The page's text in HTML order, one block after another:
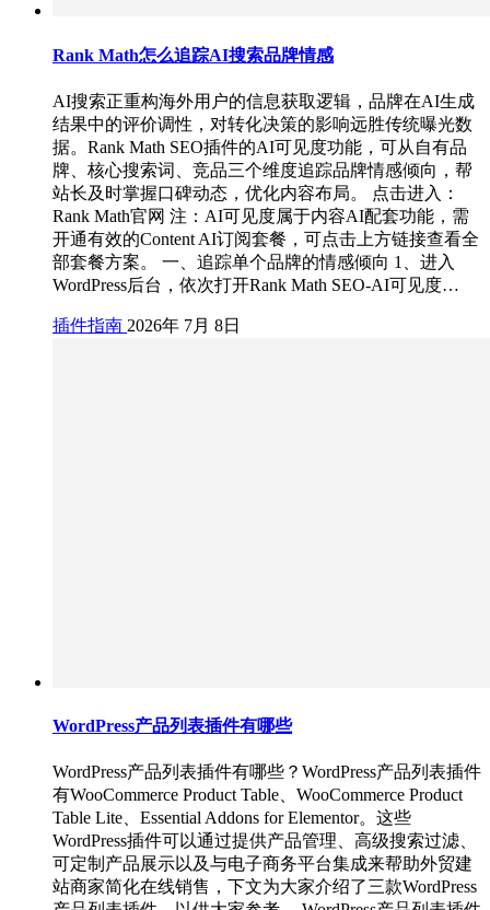
Rank Math怎么追踪AI搜索品牌情感
AI搜索正重构海外用户的信息获取逻辑，品牌在AI生成
结果中的评价调性，对转化决策的影响远胜传统曝光数
据。Rank Math SEO插件的AI可见度功能，可从自有品
牌、核心搜索词、竞品三个维度追踪品牌情感倾向，帮
站长及时掌握口碑动态，优化内容布局。 点击进入：
Rank Math官网 注：AI可见度属于内容AI配套功能，需
开通有效的Content AI订阅套餐，可点击上方链接查看全
部套餐方案。 一、追踪单个品牌的情感倾向 1、进入
WordPress后台，依次打开Rank Math SEO-AI可见度…
插件指南 2026年 7月 8日
WordPress产品列表插件有哪些
WordPress产品列表插件有哪些？WordPress产品列表插件
有WooCommerce Product Table、WooCommerce Product
Table Lite、Essential Addons for Elementor。这些
WordPress插件可以通过提供产品管理、高级搜索过滤、
可定制产品展示以及与电子商务平台集成来帮助外贸建
站商家简化在线销售，下文为大家介绍了三款WordPress